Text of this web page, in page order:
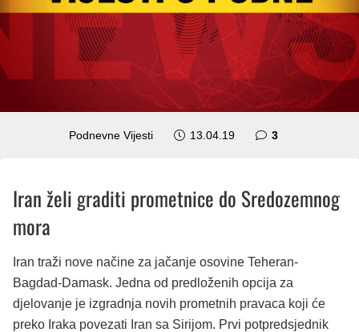
Podnevne Vijesti 13.04.19 3komentara
Iran želi graditi prometnice do Sredozemnog
mora
Iran traži nove načine za jačanje osovine Teheran-
Bagdad-Damask. Jedna od predloženih opcija za
djelovanje je izgradnja novih prometnih pravaca koji će
preko Iraka povezati Iran sa Sirijom. Prvi potpredsjednik